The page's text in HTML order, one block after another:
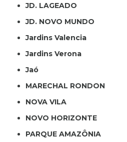
JD. LAGEADO
JD. NOVO MUNDO
Jardins Valencia
Jardins Verona
Jaó
MARECHAL RONDON
NOVA VILA
NOVO HORIZONTE
PARQUE AMAZÔNIA